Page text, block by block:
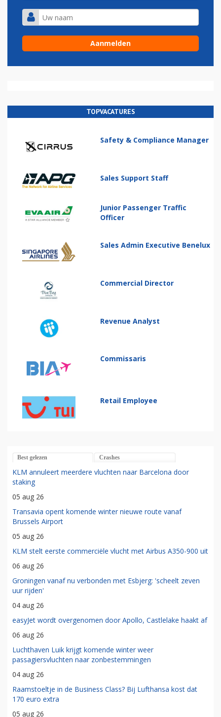
TOPVACATURES
Safety & Compliance Manager
Sales Support Staff
Junior Passenger Traffic
Officer
Sales Admin Executive Benelux
Commercial Director
Revenue Analyst
Commissaris
Retail Employee
Best gelezen Crashes
KLM annuleert meerdere vluchten naar Barcelona door
staking
05 aug 26
Transavia opent komende winter nieuwe route vanaf
Brussels Airport
05 aug 26
KLM stelt eerste commerciële vlucht met Airbus A350-900 uit
06 aug 26
Groningen vanaf nu verbonden met Esbjerg: 'scheelt zeven
uur rijden'
04 aug 26
easyJet wordt overgenomen door Apollo, Castlelake haakt af
06 aug 26
Luchthaven Luik krijgt komende winter weer
passagiersvluchten naar zonbestemmingen
04 aug 26
Raamstoeltje in de Business Class? Bij Lufthansa kost dat
170 euro extra
05 aug 26